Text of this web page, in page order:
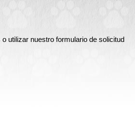
utilizar nuestro formulario de solicitud